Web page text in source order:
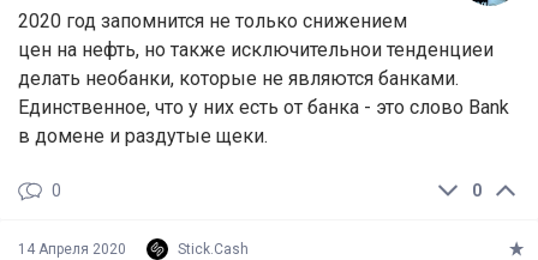
2020 год запомнится не только снижением
цен на нефть, но также исключительнои тенденциеи
делать необанки, которые не являются банками.
Единственное, что у них есть от банка - это слово Bank
в домене и раздутые щеки.
0
0
14 Апреля 2020 Stick.Cash